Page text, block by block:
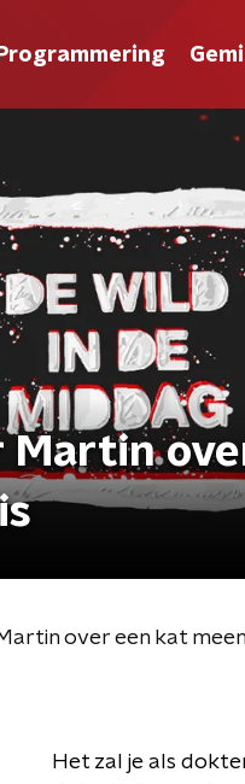
Programmering
over een kat
Het zal je als